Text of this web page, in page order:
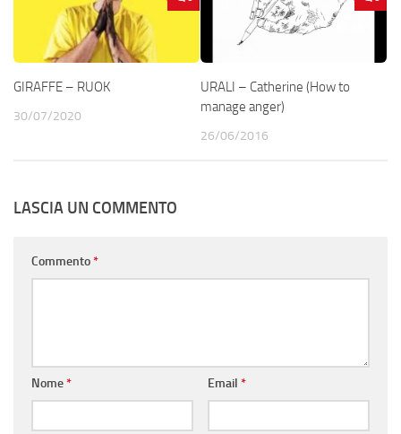
GIRAFFE – RUOK
30/07/2020
URALI – Catherine (How to
manage anger)
26/06/2016
LASCIA UN COMMENTO
Commento*
Nome* Email *